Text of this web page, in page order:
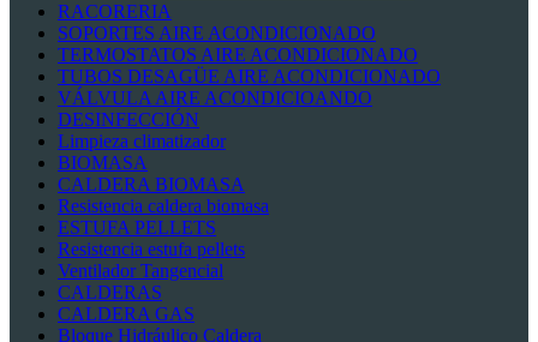
RACORERIA
SOPORTES AIRE ACONDICIONADO
TERMOSTATOS AIRE ACONDICIONADO
TUBOS DESAGÜE AIRE ACONDICIONADO
VÁLVULA AIRE ACONDICIOANDO
DESINFECCIÓN
Limpieza climatizador
BIOMASA
CALDERA BIOMASA
Resistencia caldera biomasa
ESTUFA PELLETS
Resistencia estufa pellets
Ventilador Tangencial
CALDERAS
CALDERA GAS
Bloque Hidráulico Caldera